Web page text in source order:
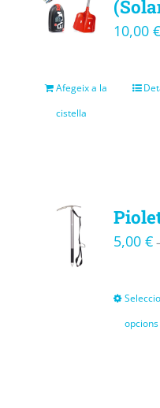
10,00 €
Afegeix a la
cistella
5,00 €
opcions